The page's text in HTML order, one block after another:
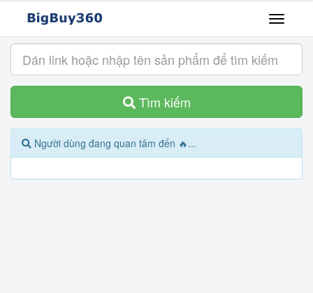
Tìm kiếm
Người dùng đang quan tâm đến 🔥...